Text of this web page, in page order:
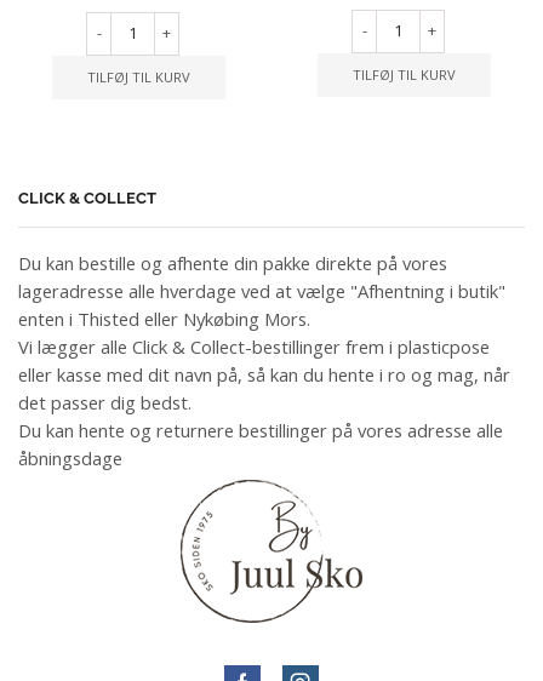
- +
TILFØJ TIL KURV
- +
TILFØJ TIL KURV
CLICK & COLLECT
Du kan bestille og afhente din pakke direkte på vores
lageradresse alle hverdage ved at vælge "Afhentning i butik"
enten i Thisted eller Nykøbing Mors.
Vi lægger alle Click & Collect-bestillinger frem i plasticpose
eller kasse med dit navn på, så kan du hente i ro og mag, når
det passer dig bedst.
Du kan hente og returnere bestillinger på vores adresse alle
åbningsdage